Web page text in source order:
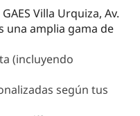
Villa Urquiza, Av.
una amplia gama de
(incluyendo
según tus